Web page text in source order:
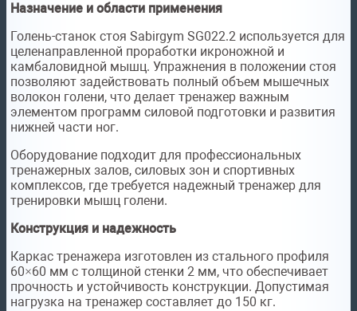
Назначение и области применения
Голень-станок стоя Sabirgym SG022.2 используется для
целенаправленной проработки икроножной и
камбаловидной мышц. Упражнения в положении стоя
позволяют задействовать полный объем мышечных
волокон голени, что делает тренажер важным
элементом программ силовой подготовки и развития
нижней части ног.
Оборудование подходит для профессиональных
тренажерных залов, силовых зон и спортивных
комплексов, где требуется надежный тренажер для
тренировки мышц голени.
Конструкция и надежность
Каркас тренажера изготовлен из стального профиля
60×60 мм с толщиной стенки 2 мм, что обеспечивает
прочность и устойчивость конструкции. Допустимая
нагрузка на тренажер составляет до 150 кг.